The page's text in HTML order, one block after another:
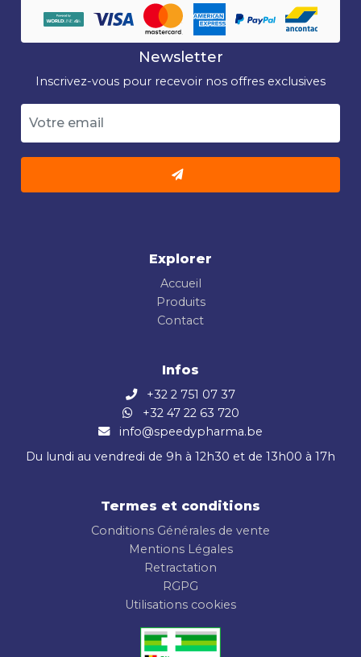
Newsletter
Inscrivez-vous pour recevoir nos offres exclusives
Explorer
Accueil
Produits
Contact
Infos
+32 2 751 07 37
+32 47 22 63 720
info@speedypharma.be
Du lundi au vendredi de 9h à 12h30 et de 13h00 à 17h
Termes et conditions
Conditions Générales de vente
Mentions Légales
Retractation
RGPG
Utilisations cookies